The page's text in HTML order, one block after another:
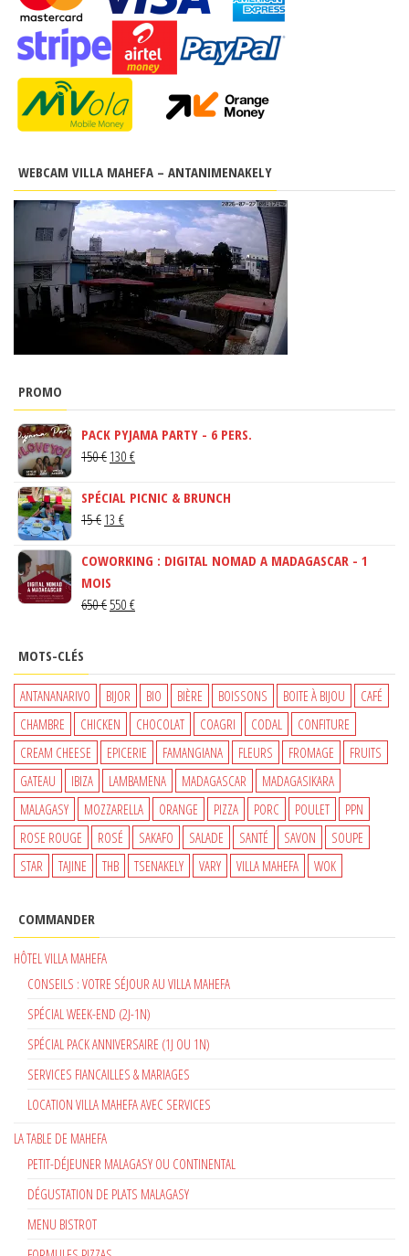
WEBCAM VILLA MAHEFA – ANTANIMENAKELY
PROMO
PACK PYJAMA PARTY - 6 PERS.
150€ LE
INITIAL
ÉTAIT :
130 €LE
ACTUEL
SPÉCIAL PICNIC & BRUNCH
15€ LE
INITIAL
ÉTAIT :
15 €.
13 €LE
ACTUEL
13 €.
COWORKING : DIGITAL NOMAD A MADAGASCAR - 1
MOIS
650€ LE
650 €.
550 €LE
550 €.
MOTS-CLÉS
ANTANANARIVO BIJOR BIO BIÈRE BOISSONS BOITE À BIJOU
CAFÉ
CHAMBRE
CHICKEN CHOCOLAT COAGRI CODAL
CONFITURE
CREAM CHEESE
EPICERIE FAMANGIANA FLEURS FROMAGE
FRUITS
GATEAU
IBIZA LAMBAMENA MADAGASCAR
MADAGASIKARA
MALAGASY
MOZZARELLA ORANGE PIZZA PORC POULET
PPN
ROSE ROUGE
ROSÉ SAKAFO SALADE SANTÉ SAVON
SOUPE
STAR
TAJINE THB TSENAKELY VARY VILLA MAHEFA WOK
COMMANDER
HÔTEL VILLA MAHEFA
CONSEILS : VOTRE SÉJOUR AU VILLA MAHEFA
SPÉCIAL WEEK-END (2J-1N)
SPÉCIAL PACK ANNIVERSAIRE (1J OU 1N)
SERVICES FIANCAILLES & MARIAGES
LOCATION VILLA MAHEFA AVEC SERVICES
LA TABLE DE MAHEFA
PETIT-DÉJEUNER MALAGASY OU CONTINENTAL
DÉGUSTATION DE PLATS MALAGASY
MENU BISTROT